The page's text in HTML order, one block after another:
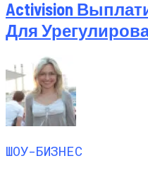
Activision
Для
ШОУ-БИЗНЕС